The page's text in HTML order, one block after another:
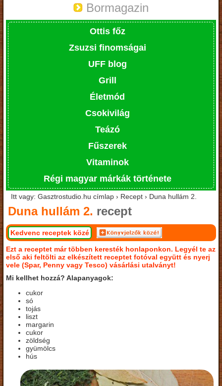
Bormagazin
Ottis főz
Zsuzsi finomságai
UFF blog
Grill
Életmód
Csokivilág
Teázó
Fűszerek
Vitaminok
Régi magyar márkák története
Itt vagy: Gasztrostudio.hu címlap › Recept › Duna hullám 2.
Duna hullám 2. recept
Kedvenc receptek közé
Ezt a receptet már többen keresték honlaponkon. Legyél te az
első aki feltölti az elkészített receptet fotóval együtt és nyerj
vele (Spar, Penny vagy Tesco) vásárlási utalványt!
Mi kellhet hozzá? Alapanyagok:
cukor
só
tojás
liszt
margarin
cukor
zöldség
gyümölcs
hús